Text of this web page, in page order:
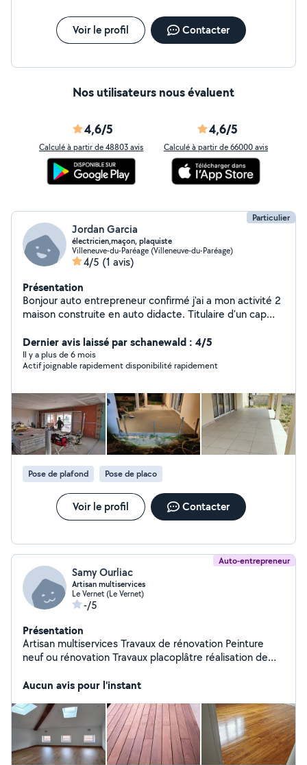
Voir le profil Contacter
Nos utilisateurs nous évaluent
4,6/5
Calculé à partir de 48803 avis
4,6/5
Calculé à partir de 66000 avis
Particulier
Jordan Garcia
électricien,maçon, plaquiste
Villeneuve-du-Paréage (Villeneuve-du-Paréage)
4/5 (1 avis)
Présentation
Bonjour auto entrepreneur confirmé j'ai a mon activité 2
maison construite en auto didacte. Titulaire d'un cap
un passionné. Pose de panneaux solaires comprises.
Dernier avis laissé par schanewald : 4/5
Il y a plus de 6 mois
Actif joignable rapidement disponibilité rapidement
Pose de plafond Pose de placo
Voir le profil Contacter
Auto-entrepreneur
Samy Ourliac
Artisan multiservices
Le Vernet (Le Vernet)
-/5
Présentation
Artisan multiservices Travaux de rénovation Peinture
neuf ou rénovation Travaux placoplâtre réalisation de
parquet flottant. Traitement toiture, autres travaux...
Aucun avis pour l'instant